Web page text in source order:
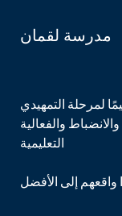
مدرسة لقمان
لمرحلة التمهيدي
والفعالية
التعليمية
واقعهم إلى الأفضل